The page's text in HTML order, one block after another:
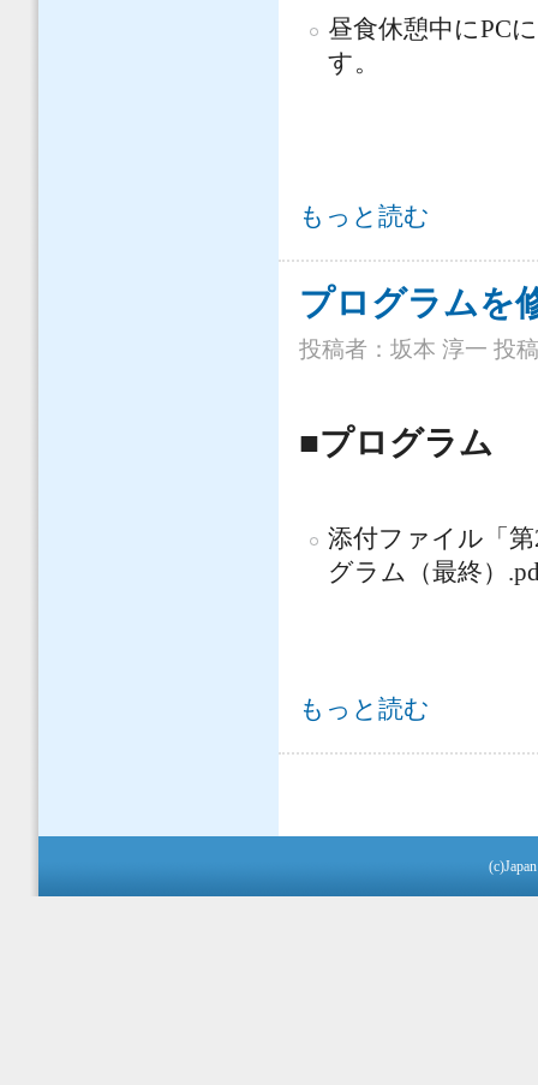
昼食休憩中にPC
す。
「第3回 地盤工学から見た堤防技
もっと読む
プログラムを
投稿者： 坂本 淳一 投
■プログラム
添付ファイル「
グラム（最終）
プログラムを修正しました。 につい
もっと読む